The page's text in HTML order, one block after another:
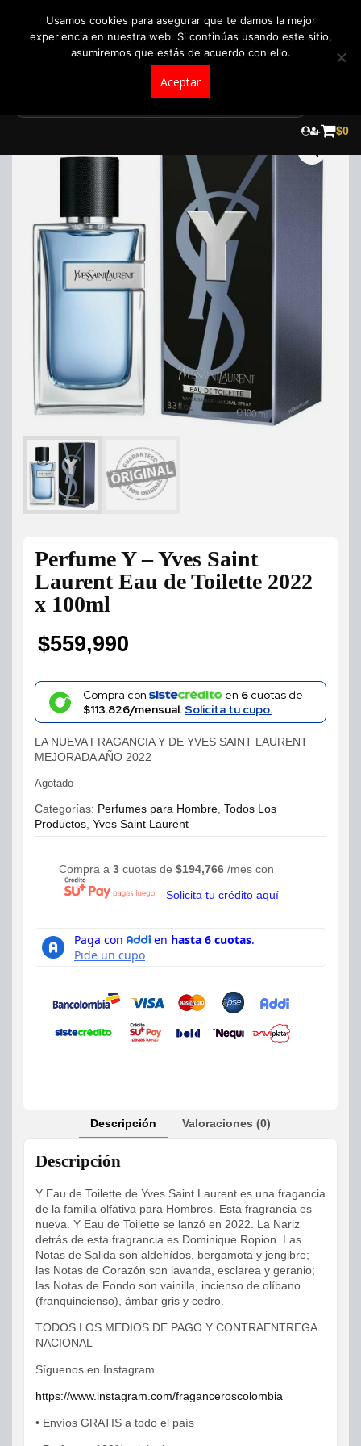
$0
Perfume Y – Yves Saint
Laurent Eau de Toilette 2022
x 100ml
$559,990
Compra con en 6cuotas de
$113.826/mensual.Solicita tu cupo.
LA NUEVA FRAGANCIA Y DE YVES SAINT LAURENT
MEJORADA AÑO 2022
Agotado
Categorías: Perfumes para Hombre, Todos Los
Productos, Yves Saint Laurent
Compra a 3 cuotas de $194,766 /mes con
Solicita tu crédito aquí
Descripción Valoraciones (0)
Descripción
Y Eau de Toilette de Yves Saint Laurent es una fragancia
de la familia olfativa para Hombres. Esta fragrancia es
nueva. Y Eau de Toilette se lanzó en 2022. La Nariz
detrás de esta fragrancia es Dominique Ropion. Las
Notas de Salida son aldehídos, bergamota y jengibre;
las Notas de Corazón son lavanda, esclarea y geranio;
las Notas de Fondo son vainilla, incienso de olíbano
(franquincienso), ámbar gris y cedro.
TODOS LOS MEDIOS DE PAGO Y CONTRAENTREGA
NACIONAL
Síguenos en Instagram
https://www.instagram.com/fraganceroscolombia
• Envíos GRATIS a todo el país
Usamos cookies para asegurar que te damos la mejor
experiencia en nuestra web. Si continúas usando este sitio,
asumiremos que estás de acuerdo con ello.
Aceptar